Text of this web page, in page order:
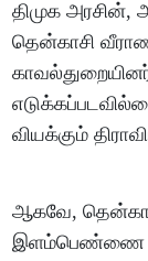
திமுக அரசின்,
தென்காசி
வியக்கும்
ஆகவே,
இளம்பெண்ணை